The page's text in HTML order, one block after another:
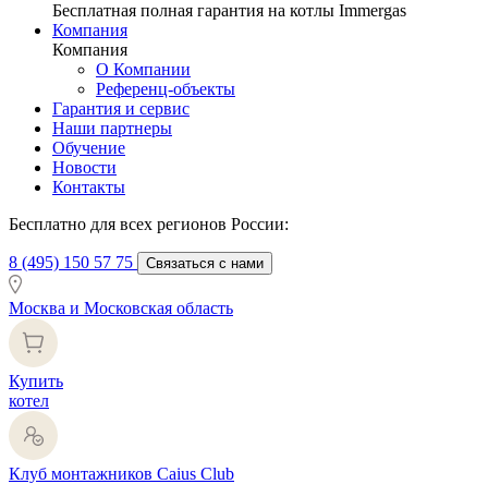
Бесплатная полная гарантия на котлы Immergas
Компания
Компания
О Компании
Референц-объекты
Гарантия и сервис
Наши партнеры
Обучение
Новости
Контакты
Бесплатно для всех регионов России:
8 (495) 150 57 75 Связаться с нами
Москва и Московская область
Купить
котел
Клуб монтажников Caius Club